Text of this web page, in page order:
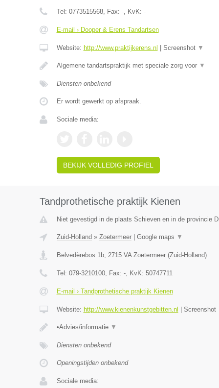
Tel: 0773515568, Fax: -, KvK: -
E-mail › Dooper & Erens Tandartsen
Website: http://www.praktijkerens.nl Screenshot ▼
Algemene tandartspraktijk met speciale zorg voor ▼
Diensten onbekend
Er wordt gewerkt op afspraak.
Sociale media:
BEKIJK VOLLEDIG PROFIEL
Tandprothetische praktijk Kienen
Niet gevestigd in de plaats Schieven en in de provincie
Zuid-Holland » Zoetermeer| Google maps ▼
Belvedèrebos 1b, 2715 VA Zoetermeer(Zuid-Holland)
Tel: 079-3210100, Fax: -, KvK: 50747711
E-mail › Tandprothetische praktijk Kienen
Website: http://www.kienenkunstgebitten.nl Screenshot
•Advies/informatie ▼
Diensten onbekend
Openingstijden onbekend
Sociale media: